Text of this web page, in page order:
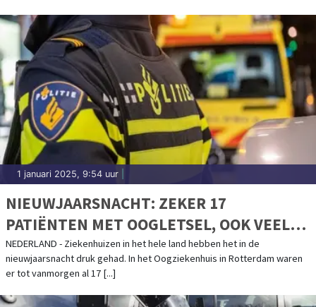
1 januari 2025, 9:54 uur
NIEUWJAARSNACHT: ZEKER 17
PATIËNTEN MET OOGLETSEL, OOK VEEL
ALCOHOLVERGIFTIGING ONDER
JONGEREN
NEDERLAND - Ziekenhuizen in het hele land hebben het in de
nieuwjaarsnacht druk gehad. In het Oogziekenhuis in Rotterdam waren
er tot vanmorgen al 17 [...]